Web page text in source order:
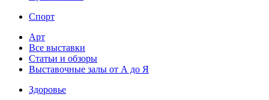
Спорт
Арт
Все выставки
Статьи и обзоры
Выставочные залы от А до Я
Здоровье